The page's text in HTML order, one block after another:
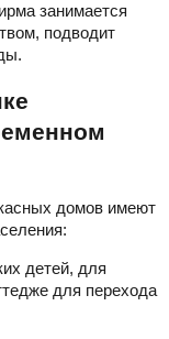
занимается
подводит
домов имеют
детей, для
для перехода